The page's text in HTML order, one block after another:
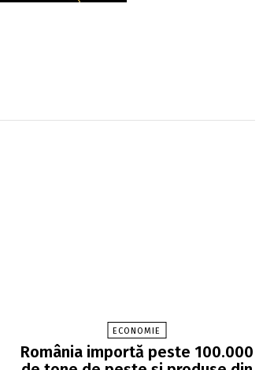
ECONOMIE
România importă peste 100.000